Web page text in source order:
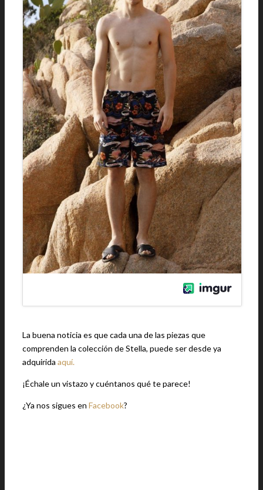
La buena noticia es que cada una de las piezas que
comprenden la colección de Stella, puede ser desde ya
adquirida aquí.
¡Échale un vistazo y cuéntanos qué te parece!
¿Ya nos sigues en Facebook?